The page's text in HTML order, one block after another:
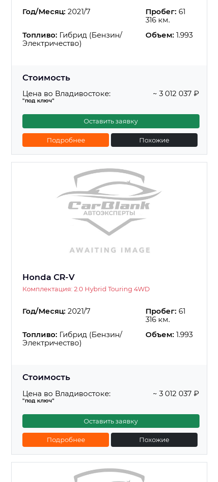
Год/Месяц: 2021/7 Пробег: 61
316 км.
Топливо: Гибрид (Бензин/
Электричество)
Объем: 1.993
Стоимость
Цена во Владивостоке:
"под ключ"
~ 3 012 037 ₽
Оставить заявку
Подробнее Похожие
Honda CR-V
Комплектация: 2.0 Hybrid Touring 4WD
Год/Месяц: 2021/7 Пробег: 61
316 км.
Топливо: Гибрид (Бензин/
Электричество)
Объем: 1.993
Стоимость
Цена во Владивостоке:
"под ключ"
~ 3 012 037 ₽
Оставить заявку
Подробнее Похожие